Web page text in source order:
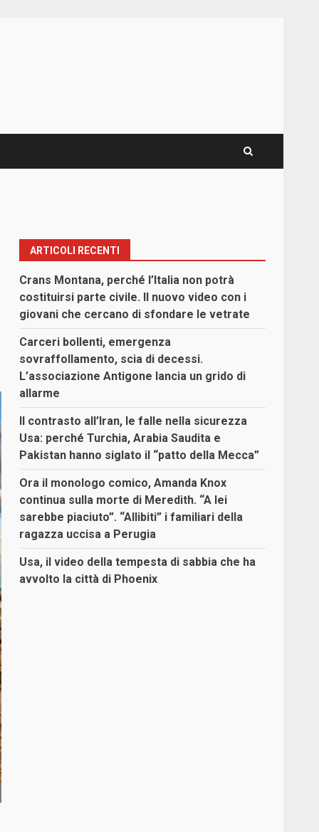
ARTICOLI RECENTI
Crans Montana, perché l’Italia non potrà
costituirsi parte civile. Il nuovo video con i
giovani che cercano di sfondare le vetrate
Carceri bollenti, emergenza
sovraffollamento, scia di decessi.
L’associazione Antigone lancia un grido di
allarme
Il contrasto all’Iran, le falle nella sicurezza
Usa: perché Turchia, Arabia Saudita e
Pakistan hanno siglato il “patto della Mecca”
Ora il monologo comico, Amanda Knox
continua sulla morte di Meredith. “A lei
sarebbe piaciuto”. “Allibiti” i familiari della
ragazza uccisa a Perugia
Usa, il video della tempesta di sabbia che ha
avvolto la città di Phoenix